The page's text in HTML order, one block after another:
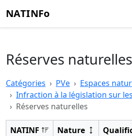
NATINFo
Réserves naturelles
Catégories
PVe
Espaces
Infraction à la législation sur
Réserves naturelles
NATINF Nature